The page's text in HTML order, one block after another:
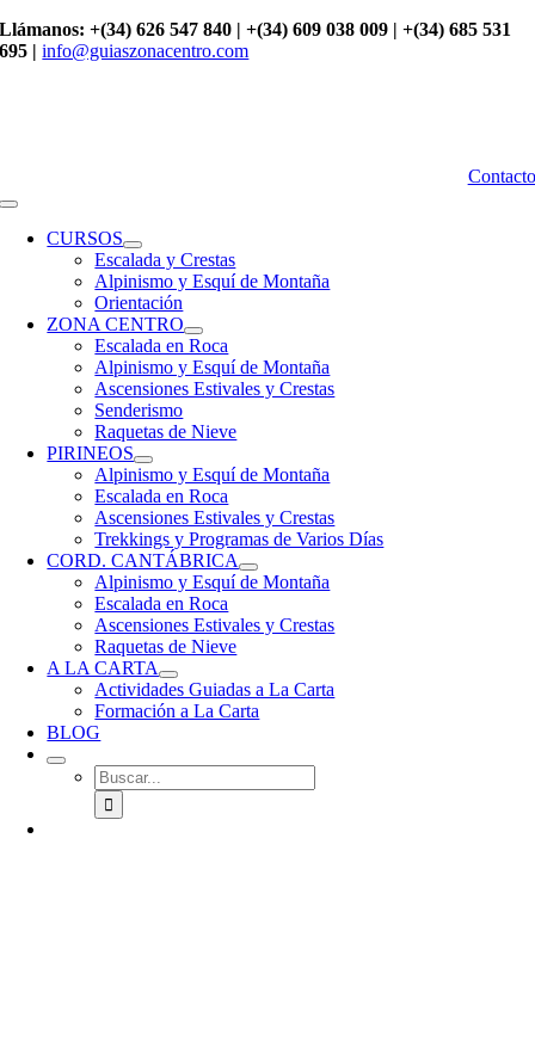
Saltar
al
Llámanos: +(34) 626 547 840 | +(34) 609 038 009 | +(34) 685 531
695 | info@guiaszonacentro.com
Contacto
Toggle
NavigationCURSOS
Escalada y Crestas
Alpinismo y Esquí de Montaña
Orientación
ZONA CENTRO
Escalada en Roca
Alpinismo y Esquí de Montaña
Ascensiones Estivales y Crestas
Senderismo
Raquetas de Nieve
PIRINEOS
Alpinismo y Esquí de Montaña
Escalada en Roca
Ascensiones Estivales y Crestas
Trekkings y Programas de Varios Días
CORD. CANTÁBRICA
Alpinismo y Esquí de Montaña
Escalada en Roca
Ascensiones Estivales y Crestas
Raquetas de Nieve
A LA CARTA
Actividades Guiadas a La Carta
Formación a La Carta
BLOG
Buscar: